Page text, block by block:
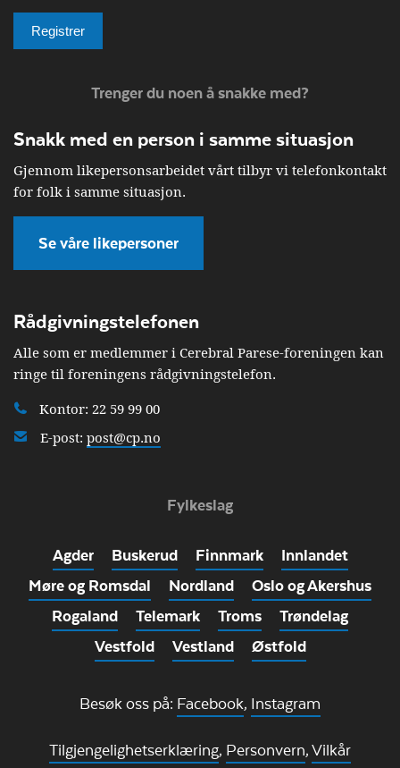
Trenger du noen å snakke med?
Snakk med en person i samme situasjon
Gjennom likepersonsarbeidet vårt tilbyr vi telefonkontakt
for folk i samme situasjon.
Se våre likepersoner
Rådgivningstelefonen
Alle som er medlemmer i Cerebral Parese-foreningen kan
ringe til foreningens rådgivningstelefon.
Kontor: 22 59 99 00
E-post: post@cp.no
Fylkeslag
Agder
Buskerud Finnmark
Innlandet
Møre og Romsdal
Nordland
Oslo og Akershus
Rogaland
Telemark Troms
Trøndelag
Vestfold
Vestland Østfold
Besøk oss på: Facebook, Instagram
Tilgjengelighetserklæring, Personvern,Vilkår